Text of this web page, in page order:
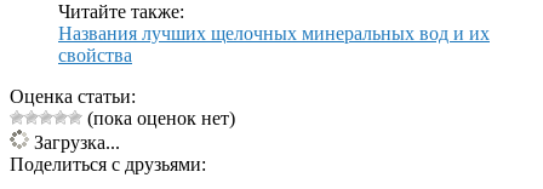
Читайте также:
Названия лучших щелочных минеральных вод и их
свойства
Оценка статьи:
(пока оценок нет)
Загрузка...
Поделиться с друзьями: